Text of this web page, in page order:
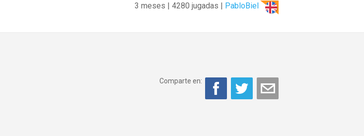
3 meses | 4280 jugadas | PabloBiel
Comparte en: